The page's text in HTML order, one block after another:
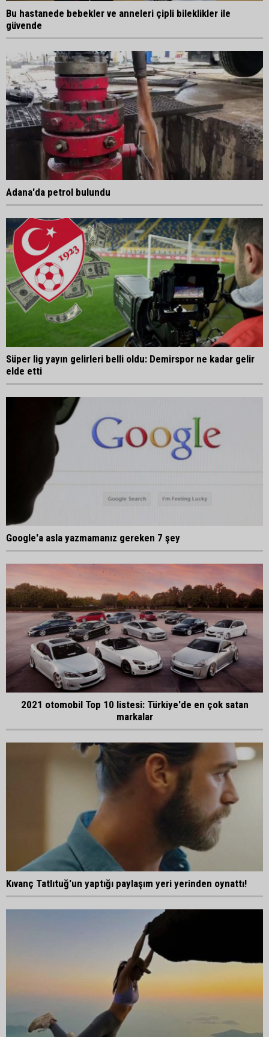
Bu hastanede bebekler ve anneleri çipli bileklikler ile
güvende
Adana'da petrol bulundu
Süper lig yayın gelirleri belli oldu: Demirspor ne kadar gelir
elde etti
Google'a asla yazmamanız gereken 7 şey
2021 otomobil Top 10 listesi: Türkiye'de en çok satan
markalar
Kıvanç Tatlıtuğ'un yaptığı paylaşım yeri yerinden oynattı!